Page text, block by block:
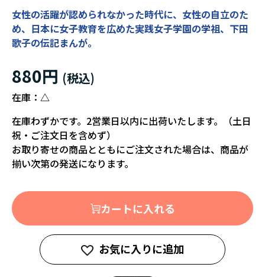
女性の活躍が認められなかった時代に、女性の自立のた
め、日本に女子教育を広めた実践女子学園の学祖、下田
歌子の伝記まんが。
880円
在庫： △
在庫わずかです。2営業日以内に出荷いたします。（土日
祝・ご注文日を含めず）
お取り寄せの商品とともにご注文された場合は、商品が
揃い次第の発送になります。
カートに入れる
お気に入りに追加